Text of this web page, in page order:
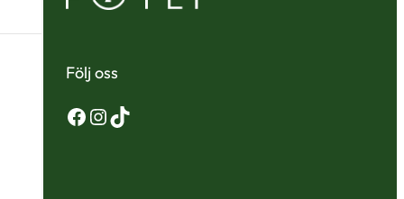
Följ oss
Facebook
Instagram
TikTok